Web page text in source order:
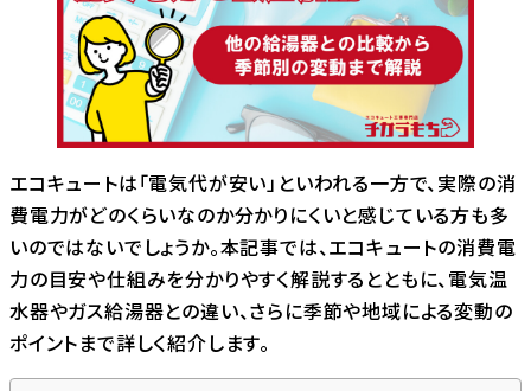
エコキュートは「電気代が安い」といわれる一方で、実際の消
費電力がどのくらいなのか分かりにくいと感じている方も多
いのではないでしょうか。本記事では、エコキュートの消費電
力の目安や仕組みを分かりやすく解説するとともに、電気温
水器やガス給湯器との違い、さらに季節や地域による変動の
ポイントまで詳しく紹介します。